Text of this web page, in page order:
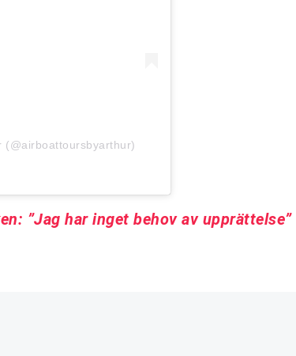
(@airboattoursbyarthur)
”Jag har inget behov av upprättelse”